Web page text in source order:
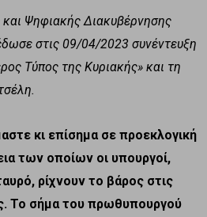
Ψηφιακής Διακυβέρνησης
στις 09/04/2023 συνέντευξη
Τύπος της Κυριακής» και τη
κι επίσημα σε προεκλογική
των οποίων οι υπουργοί,
ρίχνουν το βάρος στις
Το σήμα του πρωθυπουργού